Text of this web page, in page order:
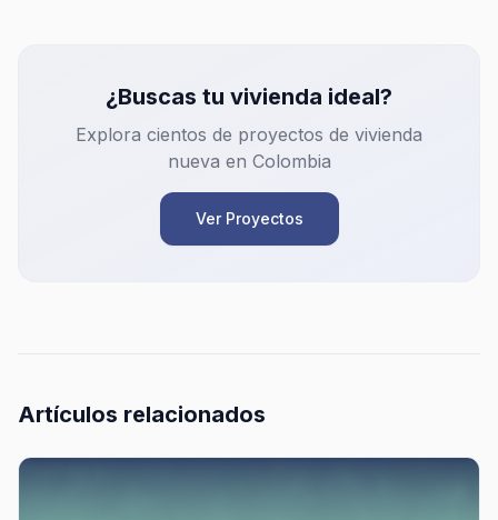
¿Buscas tu vivienda ideal?
Explora cientos de proyectos de vivienda
nueva en Colombia
Ver Proyectos
Artículos relacionados